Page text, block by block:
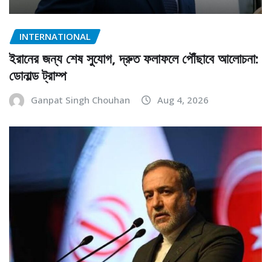
INTERNATIONAL
ইরানের জন্য শেষ সুযোগ, দ্রুত ফলাফলে পৌঁছাবে আলোচনা:
ডোনাল্ড ট্রাম্প
Ganpat Singh Chouhan Aug 4, 2026